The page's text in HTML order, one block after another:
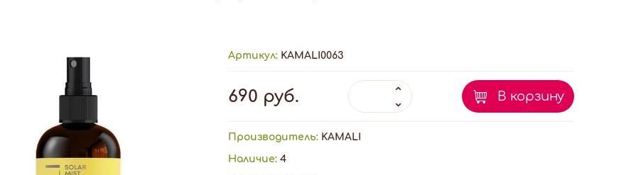
Артикул:KAMALI0063
690 руб. В корзину
Производитель: KAMALI
Наличие:4